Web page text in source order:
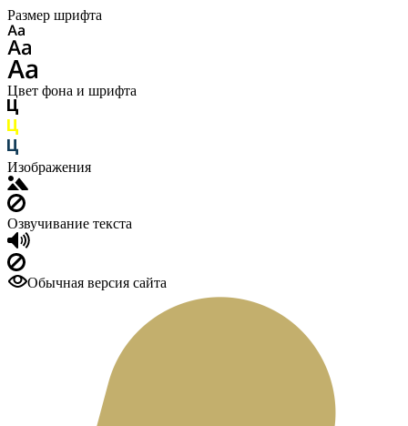
Размер шрифта
Цвет фона и шрифта
Изображения
Озвучивание текста
Обычная версия сайта